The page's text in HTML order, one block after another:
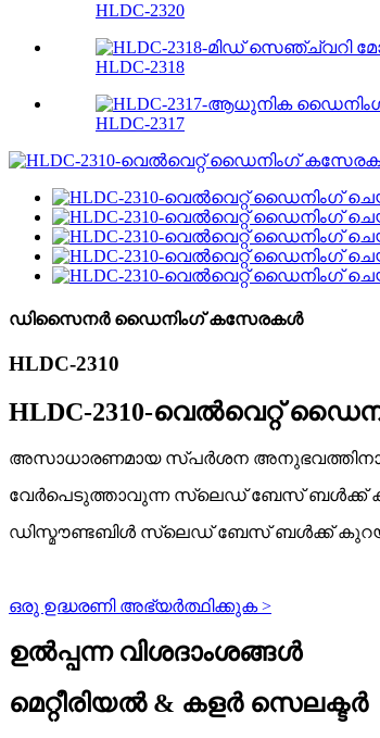
HLDC-2320
HLDC-2318
HLDC-2317
ഡിസൈനർ ഡൈനിംഗ് കസേരകൾ
HLDC-2310
HLDC-2310-വെൽവെറ്റ്
അസാധാരണമായ സ്പർശന
വേർപെടുത്താവുന്ന സ്ലെഡ് ബേസ് ബൾക്ക്
ഡിസ്മൗണ്ടബിൾ സ്ലെഡ് ബേസ് ബൾക്ക്
ഒരു ഉദ്ധരണി അഭ്യർത്ഥിക്കുക >
ഉൽപ്പന്ന വിശദാംശങ്ങൾ
മെറ്റീരിയൽ & കളർ സെലക്ടർ